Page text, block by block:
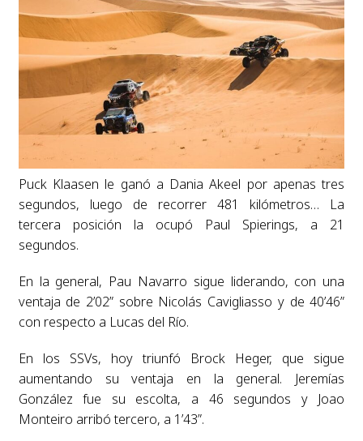
Puck Klaasen le ganó a Dania Akeel por apenas tres
segundos, luego de recorrer 481 kilómetros… La
tercera posición la ocupó Paul Spierings, a 21
segundos.
En la general, Pau Navarro sigue liderando, con una
ventaja de 2’02” sobre Nicolás Cavigliasso y de 40’46”
con respecto a Lucas del Río.
En los SSVs, hoy triunfó Brock Heger, que sigue
aumentando su ventaja en la general. Jeremías
González fue su escolta, a 46 segundos y Joao
Monteiro arribó tercero, a 1’43”.